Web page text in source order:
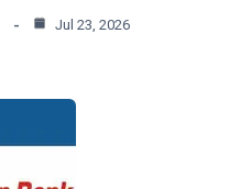
Jul 23, 2026